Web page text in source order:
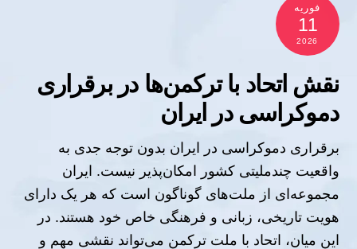
فوریه
11
2026
نقش اتحاد با ترکمن‌ها در برقراری
دموکراسی در ایران
برقراری دموکراسی در ایران بدون توجه جدی به
واقعیت چندملیتی کشور امکان‌پذیر نیست. ایران
مجموعه‌ای از ملت‌های گوناگون است که هر یک دارای
هویت تاریخی، زبانی و فرهنگی خاص خود هستند. در
این میان، اتحاد با ملت ترکمن می‌تواند نقشی مهم و